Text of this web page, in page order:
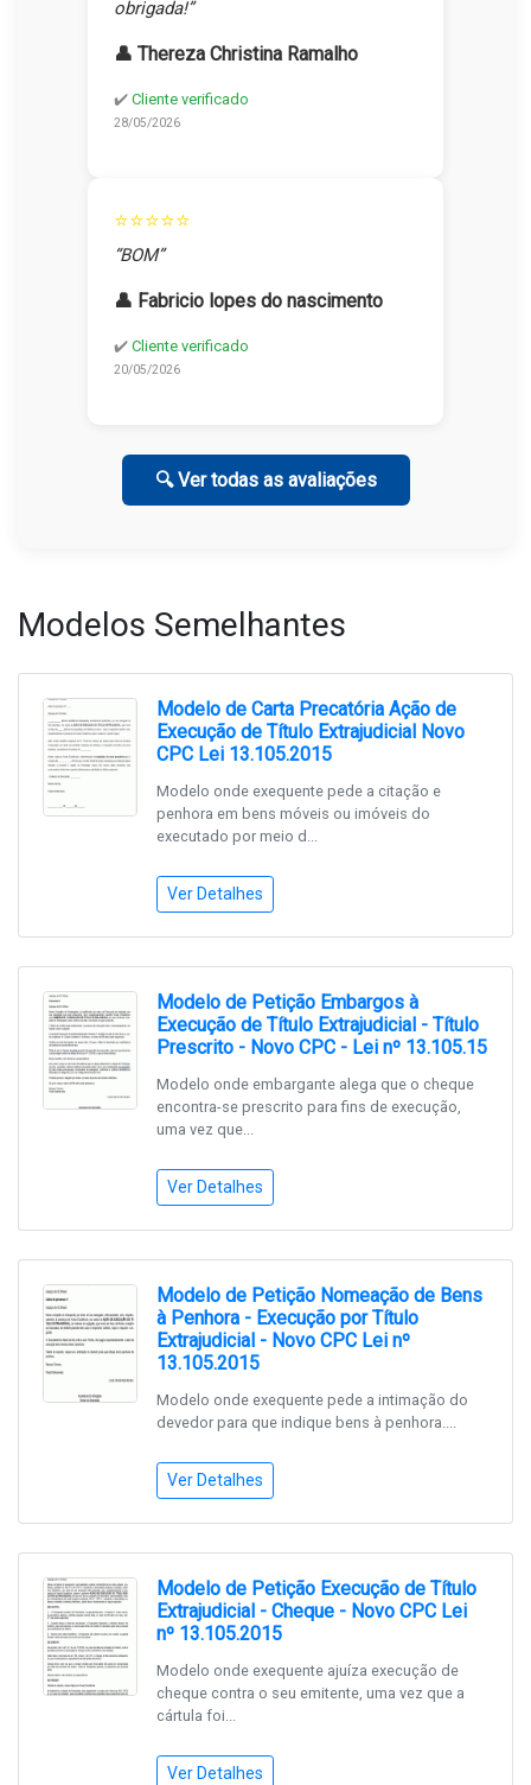
obrigada!”
👤 Thereza Christina Ramalho
✔️ Cliente verificado
28/05/2026
⭐⭐⭐⭐⭐
“BOM”
👤 Fabricio lopes do nascimento
✔️ Cliente verificado
20/05/2026
🔍 Ver todas as avaliações
Modelos Semelhantes
Modelo de Carta Precatória Ação de
Execução de Título Extrajudicial Novo
CPC Lei 13.105.2015
Modelo onde exequente pede a citação e
penhora em bens móveis ou imóveis do
executado por meio d...
Ver Detalhes
Modelo de Petição Embargos à
Execução de Título Extrajudicial - Título
Prescrito - Novo CPC - Lei nº 13.105.15
Modelo onde embargante alega que o cheque
encontra-se prescrito para fins de execução,
uma vez que...
Ver Detalhes
Modelo de Petição Nomeação de Bens
à Penhora - Execução por Título
Extrajudicial - Novo CPC Lei nº
13.105.2015
Modelo onde exequente pede a intimação do
devedor para que indique bens à penhora....
Ver Detalhes
Modelo de Petição Execução de Título
Extrajudicial - Cheque - Novo CPC Lei
nº 13.105.2015
Modelo onde exequente ajuíza execução de
cheque contra o seu emitente, uma vez que a
cártula foi...
Ver Detalhes